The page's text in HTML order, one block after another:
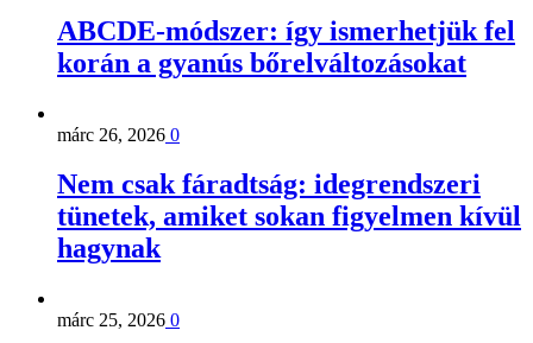
ABCDE‑módszer: így ismerhetjük fel
korán a gyanús bőrelváltozásokat
márc 26, 2026 0
Nem csak fáradtság: idegrendszeri
tünetek, amiket sokan figyelmen kívül
hagynak
márc 25, 2026 0